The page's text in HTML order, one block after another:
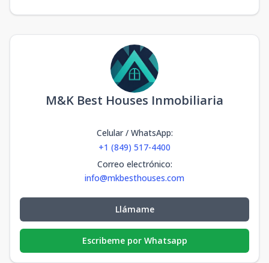
M&K Best Houses Inmobiliaria
Celular / WhatsApp:
+1 (849) 517-4400
Correo electrónico:
info@mkbesthouses.com
Llámame
Escribeme por Whatsapp